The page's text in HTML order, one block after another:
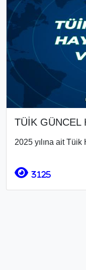
TÜİK GÜNCEL
2025 yılına ait Tüik
3125